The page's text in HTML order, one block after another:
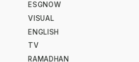
ESGNOW
VISUAL
ENGLISH
TV
RAMADHAN